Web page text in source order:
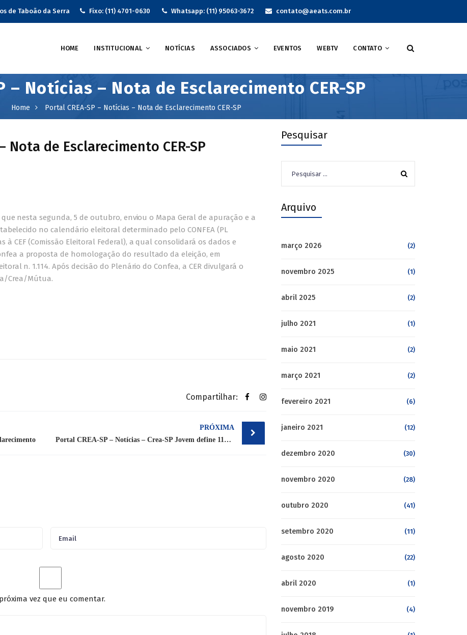
de Taboão da Serra Fixo: (11) 4701-0630 Whatsapp: (11) 95063-3672 contato@aeats.com.br
HOME INSTITUCIONAL NOTÍCIAS ASSOCIADOS EVENTOS WEBTV CONTATO
– Notícias – Nota de Esclarecimento CER-SP
Home Portal CREA-SP – Notícias – Nota de Esclarecimento CER-SP
Nota de Esclarecimento CER-SP
que nesta segunda, 5 de outubro, enviou o Mapa Geral de apuração e a
no calendário eleitoral determinado pelo CONFEA (PL
à CEF (Comissão Eleitoral Federal), a qual consolidará os dados e
a proposta de homologação do resultado da eleição, em
n. 1.114. Após decisão do Plenário do Confea, a CER divulgará o
Crea/Mútua.
Compartilhar:
PRÓXIMA
Portal CREA-SP – Notícias – Crea-SP Jovem define 11° Encontro Estadual para 5/12
vez que eu comentar.
Pesquisar
por:
Arquivo
março 2026 (2)
novembro 2025 (1)
abril 2025 (2)
julho 2021 (1)
maio 2021 (2)
março 2021 (2)
fevereiro 2021 (6)
janeiro 2021 (12)
dezembro 2020 (30)
novembro 2020 (28)
outubro 2020 (41)
setembro 2020 (11)
agosto 2020 (22)
abril 2020 (1)
novembro 2019 (4)